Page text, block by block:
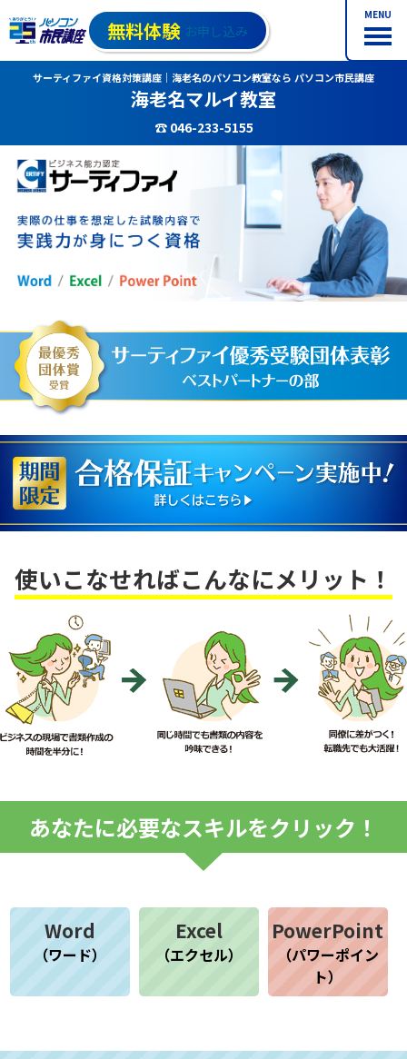
MENU
無料体験 お申し込み
サーティファイ資格対策講座｜海老名のパソコン教室なら パソコン市民講座
海老名マルイ教室
☎ 046-233-5155
使いこなせればこんなにメリット！
あなたに必要なスキルをクリック！
Word
（ワード）
Excel
（エクセル）
PowerPoint
（パワーポイン
ト）